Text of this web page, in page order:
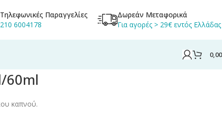
Τηλεφωνικές Παραγγελίες
210 6004178
Δωρεάν Μεταφορικά
Για αγορές > 29€ εντός
60ml
καπνού.